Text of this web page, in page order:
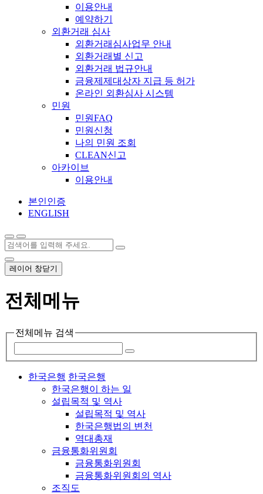
이용안내
예약하기
외환거래 심사
외환거래심사업무 안내
외환거래별 신고
외환거래 법규안내
금융제제대상자 지급 등 허가
온라인 외환심사 시스템
민원
민원FAQ
민원신청
나의 민원 조회
CLEAN신고
아카이브
이용안내
본인인증
ENGLISH
레이어 창닫기
전체메뉴
전체메뉴 검색
한국은행 한국은행
한국은행이 하는 일
설립목적 및 역사
설립목적 및 역사
한국은행법의 변천
역대총재
금융통화위원회
금융통화위원회
금융통화위원회의 역사
조직도